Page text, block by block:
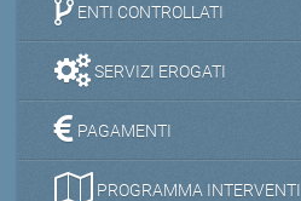
ENTI CONTROLLATI
SERVIZI EROGATI
PAGAMENTI
PROGRAMMA INTERVENTI